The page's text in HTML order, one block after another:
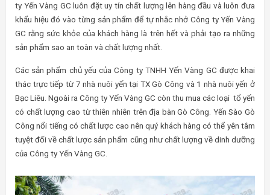
ty Yến Vàng GC luôn đặt uy tín chất lượng lên hàng đầu và luôn đưa
khẩu hiệu đó vào từng sản phẩm để tự nhắc nhở Công ty Yến Vàng
GC rằng sức khỏe của khách hàng là trên hết và phải tạo ra những
sản phẩm sao an toàn và chất lượng nhất.
Các sản phẩm chủ yếu của Công ty TNHH Yến Vàng GC được khai
thác trực tiếp từ 7 nhà nuôi yến tại TX Gò Công và 1 nhà nuôi yến ở
Bạc Liêu. Ngoài ra Công ty Yến Vàng GC còn thu mua các loại tổ yến
có chất lượng cao từ thiên nhiên trên địa bàn Gò Công. Yến Sào Gò
Công nổi tiếng có chất lược cao nên quý khách hàng có thể yên tâm
tuyệt đối về chất lược sản phẩm cũng như chất lượng về dinh dưỡng
của Công ty Yến Vàng GC.